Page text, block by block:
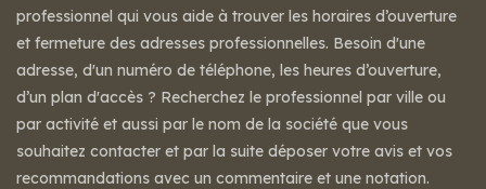
professionnel qui vous aide à trouver les horaires d’ouverture
et fermeture des adresses professionnelles. Besoin d'une
adresse, d'un numéro de téléphone, les heures d’ouverture,
d’un plan d'accès ? Recherchez le professionnel par ville ou
par activité et aussi par le nom de la société que vous
souhaitez contacter et par la suite déposer votre avis et vos
recommandations avec un commentaire et une notation.